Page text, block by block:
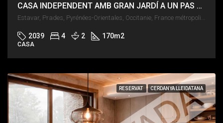
CASA INDEPENDENT AMB GRAN JARDÍ A UN PAS DE LLÍVIA
2039 4 2 170m2
CASA
RESERVAT CERDANYA LLEIDATANA